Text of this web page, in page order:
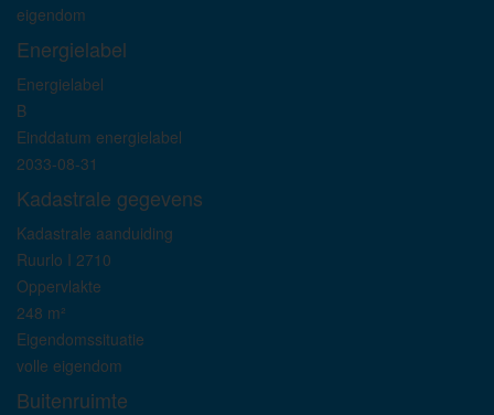
eigendom
Energielabel
Energielabel
B
Einddatum energielabel
2033-08-31
Kadastrale gegevens
Kadastrale aanduiding
Ruurlo I 2710
Oppervlakte
248 m²
Eigendomssituatie
volle eigendom
Buitenruimte